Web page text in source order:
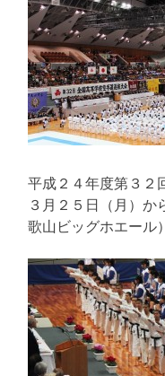
平成２４年度第３２
３月２５日（月）か
歌山ビッグホエール